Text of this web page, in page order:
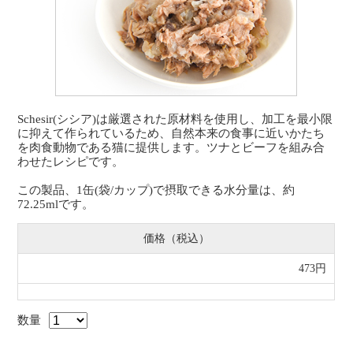
Schesir(シシア)は厳選された原材料を使用し、加工を最小限
に抑えて作られているため、自然本来の食事に近いかたち
を肉食動物である猫に提供します。ツナとビーフを組み合
わせたレシピです。
この製品、1缶(袋/カップ)で摂取できる水分量は、約
72.25mlです。
価格（税込）
473円
数量